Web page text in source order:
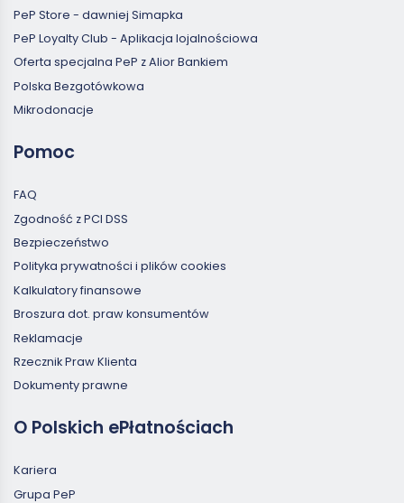
PeP Store - dawniej Simapka
PeP Loyalty Club - Aplikacja lojalnościowa
Oferta specjalna PeP z Alior Bankiem
Polska Bezgotówkowa
Mikrodonacje
Pomoc
FAQ
Zgodność z PCI DSS
Bezpieczeństwo
Polityka prywatności i plików cookies
Kalkulatory finansowe
Broszura dot. praw konsumentów
Reklamacje
Rzecznik Praw Klienta
Dokumenty prawne
O Polskich ePłatnościach
Kariera
Grupa PeP